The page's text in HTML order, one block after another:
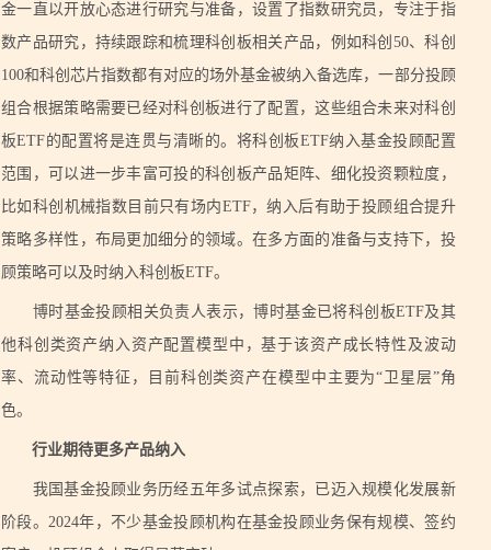
金一直以开放心态进行研究与准备，设置了指数研究员，专注于指
数产品研究，持续跟踪和梳理科创板相关产品，例如科创50、科创
100和科创芯片指数都有对应的场外基金被纳入备选库，一部分投顾
组合根据策略需要已经对科创板进行了配置，这些组合未来对科创
板ETF的配置将是连贯与清晰的。将科创板ETF纳入基金投顾配置
范围，可以进一步丰富可投的科创板产品矩阵、细化投资颗粒度，
比如科创机械指数目前只有场内ETF，纳入后有助于投顾组合提升
策略多样性，布局更加细分的领域。在多方面的准备与支持下，投
顾策略可以及时纳入科创板ETF。
博时基金投顾相关负责人表示，博时基金已将科创板ETF及其
他科创类资产纳入资产配置模型中，基于该资产成长特性及波动
率、流动性等特征，目前科创类资产在模型中主要为“卫星层”角
色。
行业期待更多产品纳入
我国基金投顾业务历经五年多试点探索，已迈入规模化发展新
阶段。2024年，不少基金投顾机构在基金投顾业务保有规模、签约